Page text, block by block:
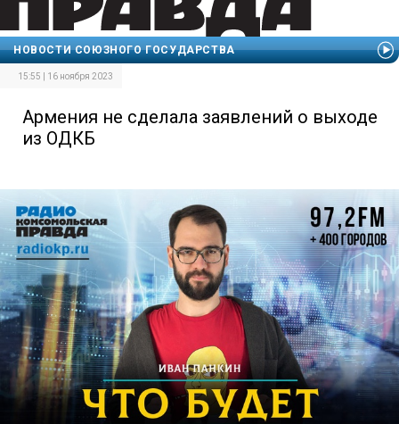
НОВОСТИ СОЮЗНОГО ГОСУДАРСТВА
15:55 | 16 ноября 2023
Армения не сделала заявлений о выходе
из ОДКБ